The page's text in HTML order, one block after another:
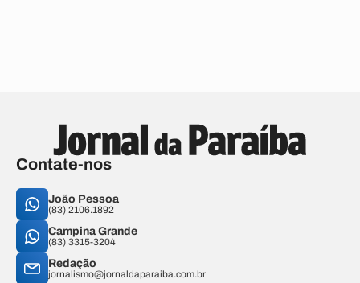
Contate-nos
João Pessoa
(83) 2106.1892
Campina Grande
(83) 3315-3204
Redação
jornalismo@jornaldaparaiba.com.br